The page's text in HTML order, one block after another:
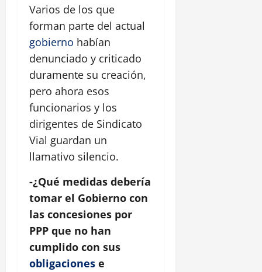
Varios de los que
forman parte del actual
gobierno habían
denunciado y criticado
duramente su creación,
pero ahora esos
funcionarios y los
dirigentes de Sindicato
Vial guardan un
llamativo silencio.
-¿Qué medidas debería
tomar el Gobierno con
las concesiones por
PPP que no han
cumplido con sus
obligaciones e